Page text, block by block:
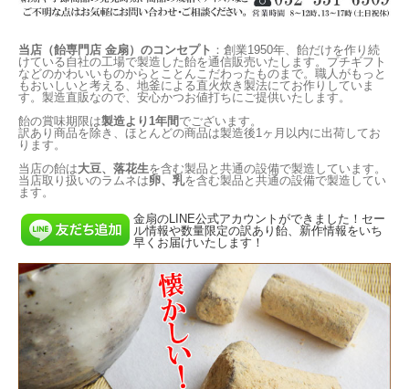
手作りの『細工飴』となります。製造ロットにより色の濃さや風味に個体差があり
当店（飴専門店 金扇）のコンセプト ：創業1950年、飴だけを作り続
けている自社の工場で製造した飴を通信販売いたします。プチギフト
などのかわいいものからとことんこだわったものまで。職人がもっと
もおいしいと考える、地釜による直火炊き製法にてお作りしていま
す。製造直販なので、安心かつお値打ちにご提供いたします。
飴の賞味期限は製造より1年間 でございます。
訳あり商品を除き、ほとんどの商品は製造後1ヶ月以内に出荷してお
ります。
当店の飴は大豆、落花生を含む製品と共通の設備で製造しています。
当店取り扱いのラムネは卵、乳を含む製品と共通の設備で製造してい
ます。
金扇のLINE公式アカウントができました！セー
ル情報や数量限定の訳あり飴、新作情報をいち
早くお届けいたします！